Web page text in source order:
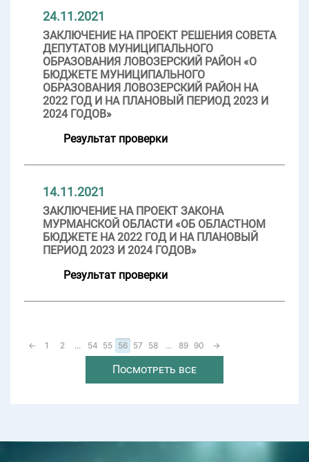
24.11.2021
ЗАКЛЮЧЕНИЕ НА ПРОЕКТ РЕШЕНИЯ СОВЕТА
ДЕПУТАТОВ МУНИЦИПАЛЬНОГО
ОБРАЗОВАНИЯ ЛОВОЗЕРСКИЙ РАЙОН «О
БЮДЖЕТЕ МУНИЦИПАЛЬНОГО
ОБРАЗОВАНИЯ ЛОВОЗЕРСКИЙ РАЙОН НА
2022 ГОД И НА ПЛАНОВЫЙ ПЕРИОД 2023 И
2024 ГОДОВ»
Результат проверки
14.11.2021
ЗАКЛЮЧЕНИЕ НА ПРОЕКТ ЗАКОНА
МУРМАНСКОЙ ОБЛАСТИ «ОБ ОБЛАСТНОМ
БЮДЖЕТЕ НА 2022 ГОД И НА ПЛАНОВЫЙ
ПЕРИОД 2023 И 2024 ГОДОВ»
Результат проверки
← 1 2 ... 54 55 56 57 58 ... 89 90 →
Посмотреть все